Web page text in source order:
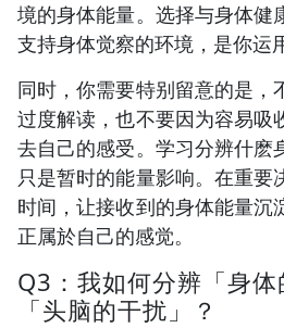
境的身体能量。选择与身体健
支持身体觉察的环境，是你运
同时，你需要特别留意的是，
过度解读，也不要因为容易吸
去自己的感受。学习分辨什麽
只是暂时的能量影响。在重要
时间，让接收到的身体能量沉
正属於自己的感觉。
Q3：我如何分辨「身
「头脑的干扰」？